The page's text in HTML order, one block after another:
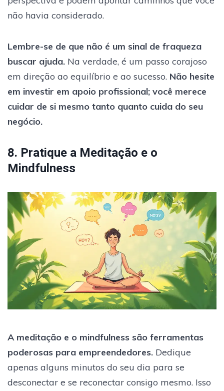
não havia considerado.
Lembre-se de que não é um sinal de fraqueza
buscar ajuda. Na verdade, é um passo corajoso
em direção ao equilíbrio e ao sucesso. Não hesite
em investir em apoio profissional; você merece
cuidar de si mesmo tanto quanto cuida do seu
negócio.
8. Pratique a Meditação e o
Mindfulness
A meditação e o mindfulness são ferramentas
poderosas para empreendedores. Dedique
apenas alguns minutos do seu dia para se
desconectar e se reconectar consigo mesmo. Isso